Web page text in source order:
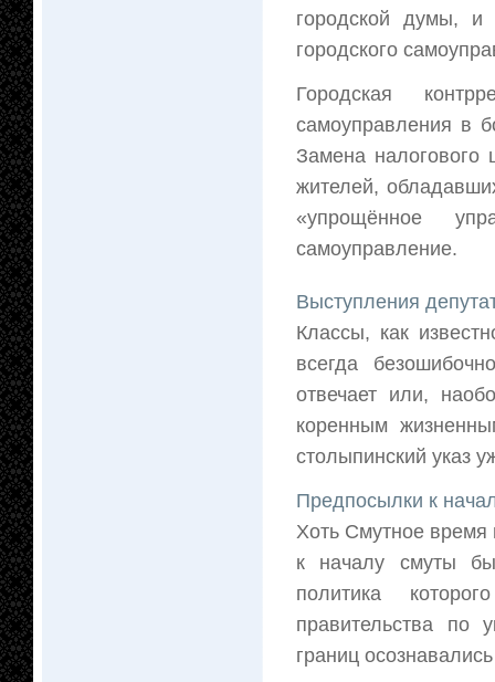
городской думы, и
городского
Городская
самоуправления в
Замена налогового
жителей,
«упрощённое
самоуправление.
Выступления
Классы, как
всегда
отвечает или,
коренным
столыпинский указ
Предпосылки к
Хоть Смутное время
к началу смуты
политика
правительства по
границ